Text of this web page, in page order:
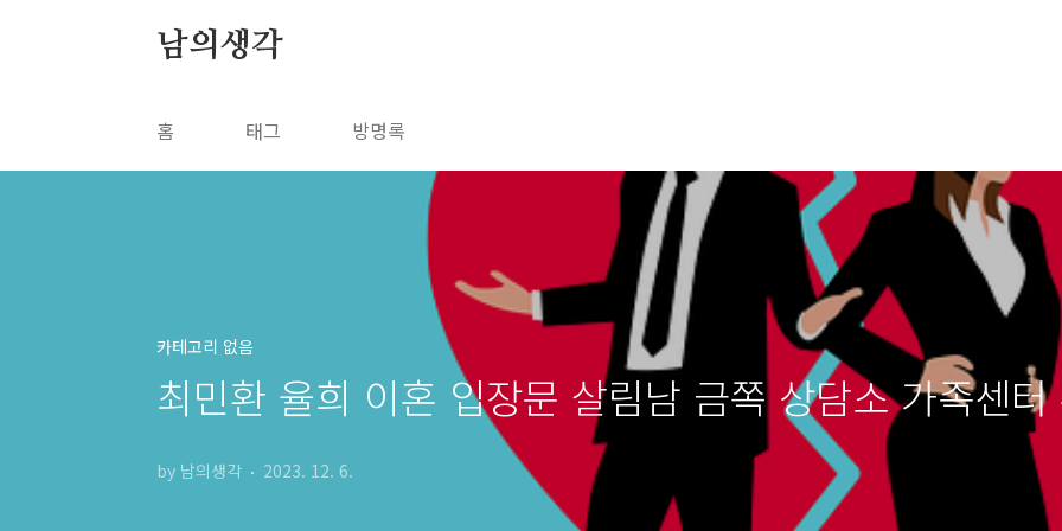
남의생각
홈 태그 방명록
카테고리 없음
최민환 율희 이혼 입장문 살림남 금쪽 상담소 가족센
by 남의생각 2023. 12. 6.